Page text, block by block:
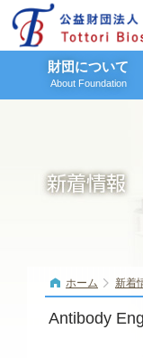
財団について
About Foundation
ホーム 新着
Antibody